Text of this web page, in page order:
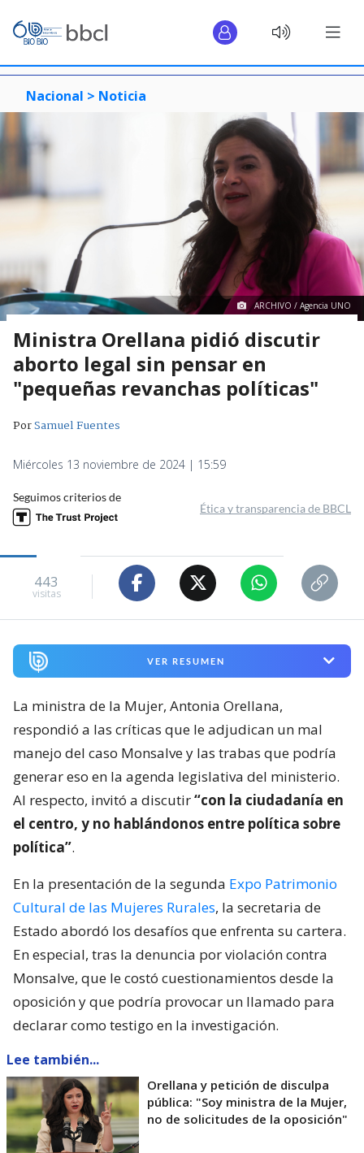
Nacional > Noticia
ARCHIVO / Agencia UNO
Ministra Orellana pidió discutir
aborto legal sin pensar en
"pequeñas revanchas políticas"
PorSamuel Fuentes
Miércoles 13 noviembre de 2024 | 15:59
Seguimos criterios de
Ética y transparencia de BBCL
443
visitas
VER RESUMEN
La ministra de la Mujer, Antonia Orellana,
respondió a las críticas que le adjudican un mal
manejo del caso Monsalve y las trabas que podría
generar eso en la agenda legislativa del ministerio.
Al respecto, invitó a discutir“con la ciudadanía en
el centro, y no hablándonos entre política sobre
política”.
En la presentación de la segunda Expo Patrimonio
Cultural de las Mujeres Rurales, la secretaria de
Estado abordó los desafíos que enfrenta su cartera.
En especial, tras la denuncia por violación contra
Monsalve, que le costó cuestionamientos desde la
oposición y que podría provocar un llamado para
declarar como testigo en la investigación.
Lee también...
Orellana y petición de disculpa
pública: "Soy ministra de la Mujer,
no de solicitudes de la oposición"